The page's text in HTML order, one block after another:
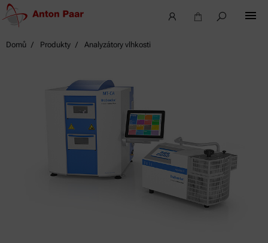
Domů Produkty Analyzátory vlhkosti